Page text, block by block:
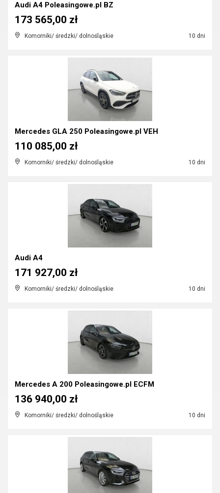
Audi A4 Poleasingowe.pl BZ
Komorniki/ średzki/ dolnośląskie 10 dni
173 565,00 zł
Mercedes GLA 250 Poleasingowe.pl VEH
Komorniki/ średzki/ dolnośląskie 10 dni
110 085,00 zł
Audi A4
Komorniki/ średzki/ dolnośląskie 10 dni
171 927,00 zł
Mercedes A 200 Poleasingowe.pl ECFM
Komorniki/ średzki/ dolnośląskie 10 dni
136 940,00 zł